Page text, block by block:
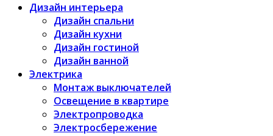
Дизайн интерьера
Дизайн спальни
Дизайн кухни
Дизайн гостиной
Дизайн ванной
Электрика
Монтаж выключателей
Освещение в квартире
Электропроводка
Электросбережение